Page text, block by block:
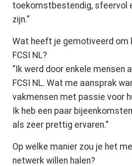
toekomstbestendig, sfeervol
zijn.”
Wat heeft je gemotiveerd om
FCSI NL?
“Ik werd door enkele mensen
FCSI NL. Wat me aansprak
vakmensen met passie voor
Ik heb een paar
als zeer prettig ervaren.”
Op welke manier zou je het
netwerk willen halen?